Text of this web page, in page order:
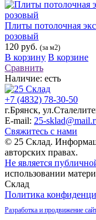
Плиты потолочная
розовый
120 руб. (за м2)
В корзину В корзине
Сравнить
Наличие: есть
+7 (4832) 78-30-50
г.Брянск,
E-mail: 25-
Свяжитесь с нами
© 25 Склад.
авторских правах.
Не является
использовании
Склад
Политика
Разработка и продвижение